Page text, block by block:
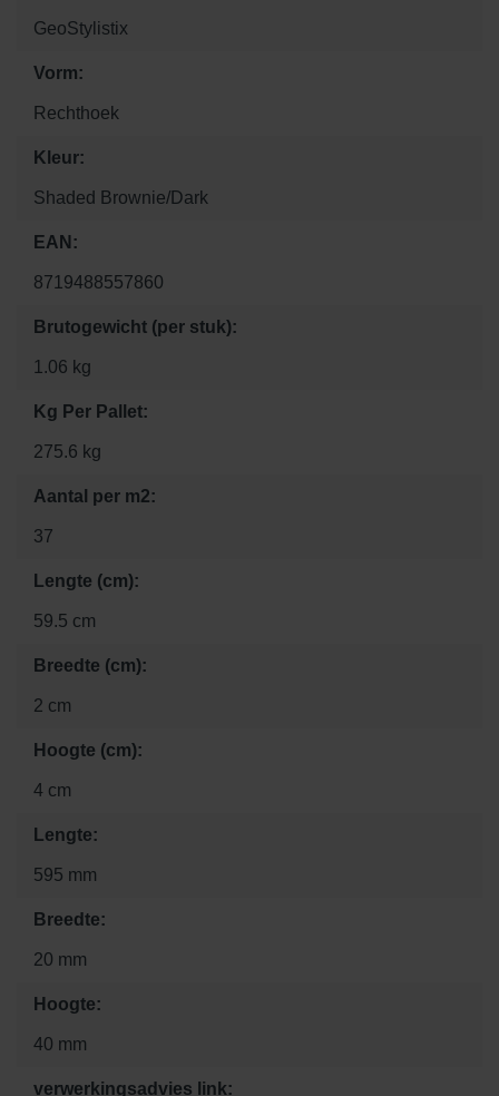
GeoStylistix
Vorm:
Rechthoek
Kleur:
Shaded Brownie/Dark
EAN:
8719488557860
Brutogewicht (per stuk):
1.06 kg
Kg Per Pallet:
275.6 kg
Aantal per m2:
37
Lengte (cm):
59.5 cm
Breedte (cm):
2 cm
Hoogte (cm):
4 cm
Lengte:
595 mm
Breedte:
20 mm
Hoogte:
40 mm
verwerkingsadvies link: